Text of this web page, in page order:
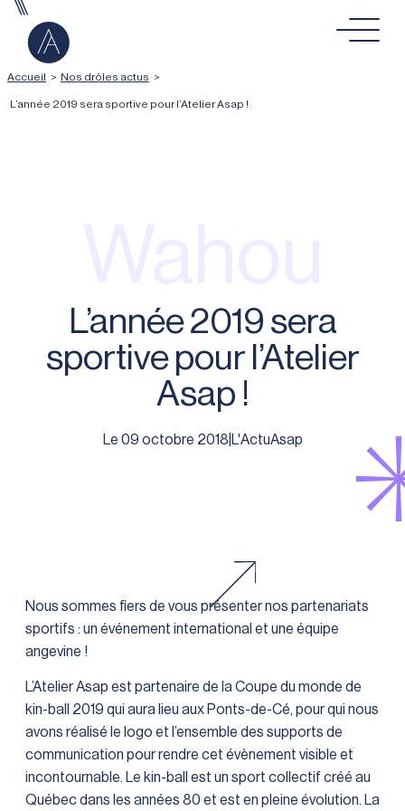
Aller au contenu
Accueil > Nos drôles actus >
L’année 2019 sera sportive pour l’Atelier Asap !
L’année 2019 sera
sportive pour l’Atelier
Asap !
Le 09 octobre 2018 L'ActuAsap
Nous sommes fiers de vous présenter nos partenariats
sportifs : un événement international et une équipe
angevine !
L’Atelier Asap est partenaire de la Coupe du monde de
kin-ball 2019 qui aura lieu aux Ponts-de-Cé, pour qui nous
avons réalisé le logo et l’ensemble des supports de
communication pour rendre cet évènement visible et
incontournable. Le kin-ball est un sport collectif créé au
Québec dans les années 80 et est en pleine évolution. La